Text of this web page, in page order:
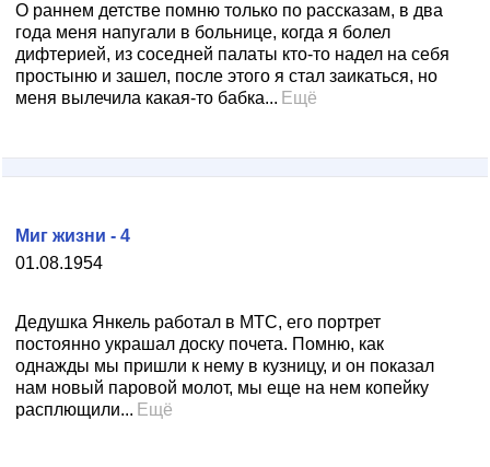
О раннем детстве помню только по рассказам, в два
года меня напугали в больнице, когда я болел
дифтерией, из соседней палаты кто-то надел на себя
простыню и зашел, после этого я стал заикаться, но
меня вылечила какая-то бабка... Ещё
01.08.1954
Миг жизни - 4
Дедушка Янкель работал в МТС, его портрет
постоянно украшал доску почета. Помню, как
однажды мы пришли к нему в кузницу, и он показал
нам новый паровой молот, мы еще на нем копейку
расплющили... Ещё